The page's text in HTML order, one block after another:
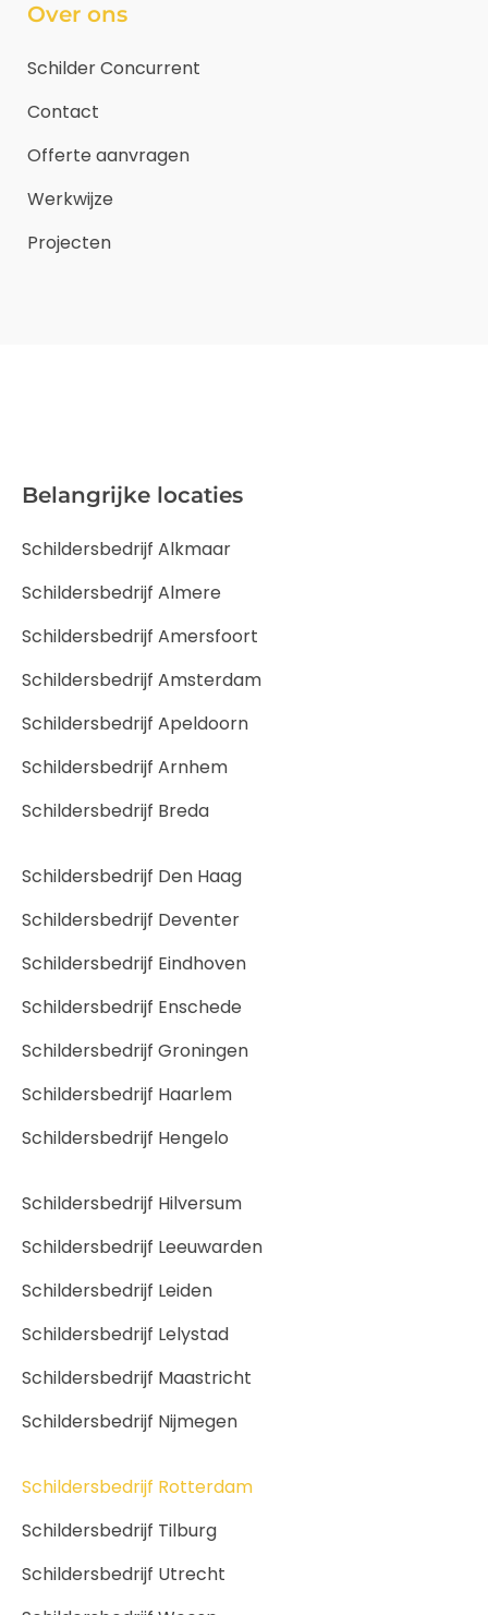
Over ons
Schilder Concurrent
Contact
Offerte aanvragen
Werkwijze
Projecten
Belangrijke locaties
Schildersbedrijf Alkmaar
Schildersbedrijf Almere
Schildersbedrijf Amersfoort
Schildersbedrijf Amsterdam
Schildersbedrijf Apeldoorn
Schildersbedrijf Arnhem
Schildersbedrijf Breda
Schildersbedrijf Den Haag
Schildersbedrijf Deventer
Schildersbedrijf Eindhoven
Schildersbedrijf Enschede
Schildersbedrijf Groningen
Schildersbedrijf Haarlem
Schildersbedrijf Hengelo
Schildersbedrijf Hilversum
Schildersbedrijf Leeuwarden
Schildersbedrijf Leiden
Schildersbedrijf Lelystad
Schildersbedrijf Maastricht
Schildersbedrijf Nijmegen
Schildersbedrijf Rotterdam
Schildersbedrijf Tilburg
Schildersbedrijf Utrecht